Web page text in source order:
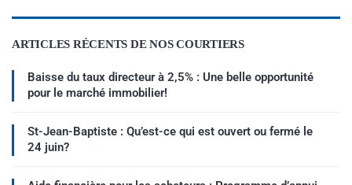
ARTICLES RÉCENTS DE NOS COURTIERS
Baisse du taux directeur à 2,5% : Une belle opportunité
pour le marché immobilier!
St-Jean-Baptiste : Qu’est-ce qui est ouvert ou fermé le
24 juin?